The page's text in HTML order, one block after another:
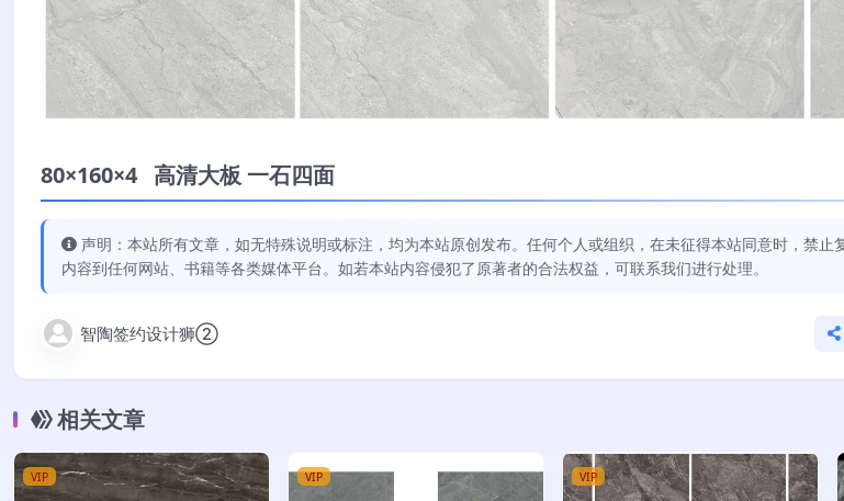
80×160×4 高清大板 一石四面
声明：本站所有文章，如无特殊说明或标注，均为本站原创发布。任何个人或组织，在未征得本站同意时，禁止
内容到任何网站、书籍等各类媒体平台。如若本站内容侵犯了原著者的合法权益，可联系我们进行处理。
智陶签约设计狮②
相关文章
VIP VIP VIP